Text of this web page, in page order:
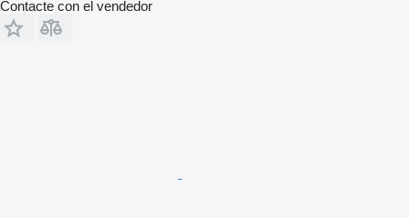
Contacte con el vendedor